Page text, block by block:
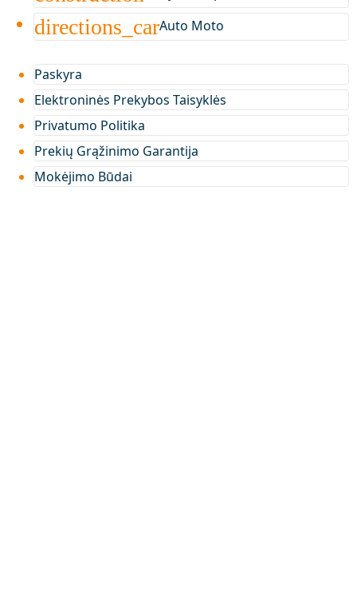
directions_carAuto Moto
Paskyra
Elektroninės Prekybos Taisyklės
Privatumo Politika
Prekių Grąžinimo Garantija
Mokėjimo Būdai